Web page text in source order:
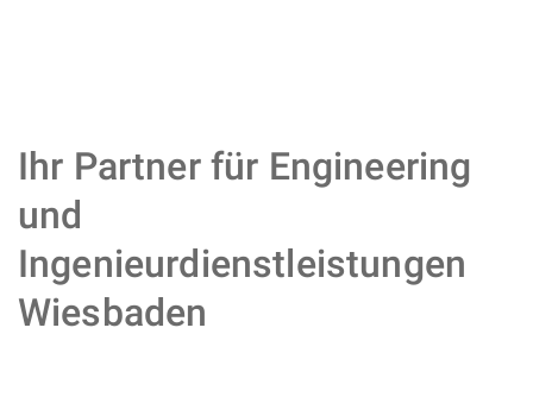
Ihr Partner für Engineering
und
Ingenieurdienstleistungen
Wiesbaden